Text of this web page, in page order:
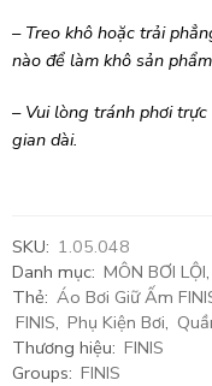
– Treo khô hoặc trải
nào để làm khô sản phẩm
– Vui lòng tránh phơi
gian dài.
SKU: 1.05.048
Danh mục: MÔN BƠI LỘI,
Thẻ: Áo Bơi Giữ Ấm
FINIS, Phụ Kiện Bơi,
Thương hiệu: FINIS
Groups: FINIS